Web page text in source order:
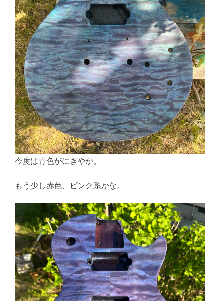
今度は青色がにぎやか。
もう少し赤色、ピンク系かな。